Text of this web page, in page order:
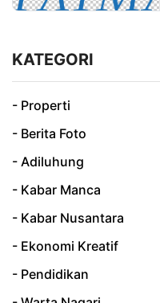
KATEGORI
- Properti
- Berita Foto
- Adiluhung
- Kabar Manca
- Kabar Nusantara
- Ekonomi Kreatif
- Pendidikan